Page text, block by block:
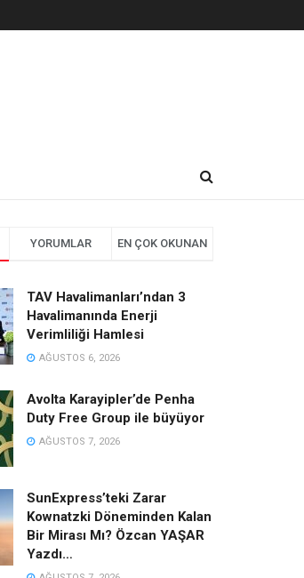
YORUMLAR EN ÇOK OKUNAN
TAV Havalimanları’ndan 3
Havalimanında Enerji
Verimliliği Hamlesi
AĞUSTOS 6, 2026
Avolta Karayipler’de Penha
Duty Free Group ile büyüyor
AĞUSTOS 7, 2026
SunExpress’teki Zarar
Kownatzki Döneminden Kalan
Bir Mirası Mı? Özcan YAŞAR
Yazdı…